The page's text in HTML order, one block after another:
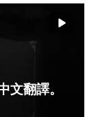
翻譯。